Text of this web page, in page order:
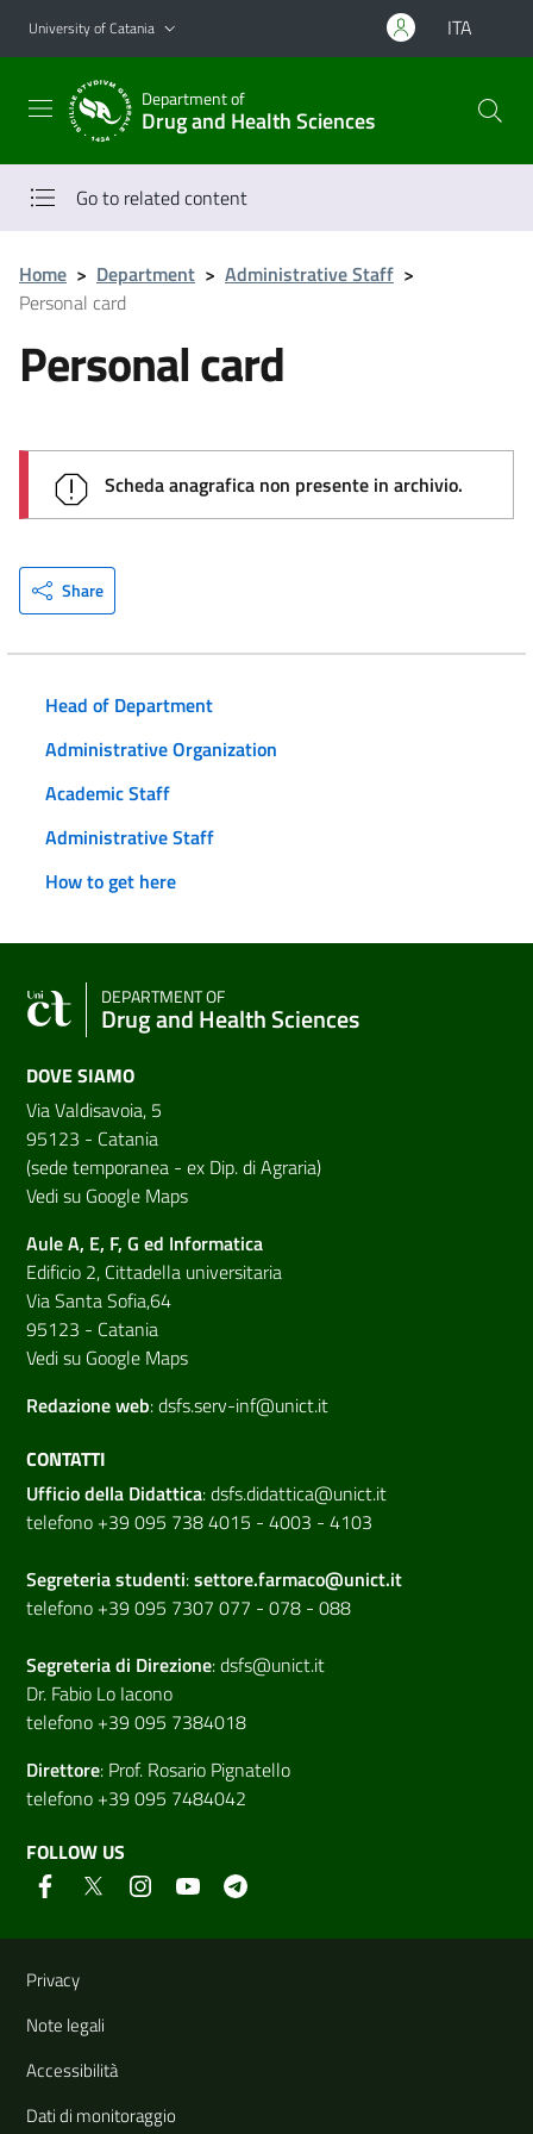
Go to main content
Go to navigation menu
University of Catania ITA
Department of
Drug and Health Sciences
Go to related content
Home > Department > Administrative Staff >
Personal card
Personal card
Scheda anagrafica non presente in archivio.
Share
Head of Department
Administrative Organization
Academic Staff
Administrative Staff
How to get here
DEPARTMENT OF
Drug and Health Sciences
DOVE SIAMO
Via Valdisavoia, 5
95123 - Catania
(sede temporanea - ex Dip. di Agraria)
Vedi su Google Maps
Aule A, E, F, G ed Informatica
Edificio 2, Cittadella universitaria
Via Santa Sofia,64
95123 - Catania
Vedi su Google Maps
Redazione web:dsfs.serv-inf@unict.it
CONTATTI
Ufficio della Didattica:dsfs.didattica@unict.it
telefono +39 095 738 4015 - 4003 - 4103
Segreteria studenti:settore.farmaco@unict.it
telefono +39 095 7307 077 - 078 - 088
Segreteria di Direzione:dsfs@unict.it
Dr. Fabio Lo Iacono
telefono +39 095 7384018
Direttore: Prof. Rosario Pignatello
telefono +39 095 7484042
FOLLOW US
Useful links and information
Privacy
Note legali
Accessibilità
Dati di monitoraggio